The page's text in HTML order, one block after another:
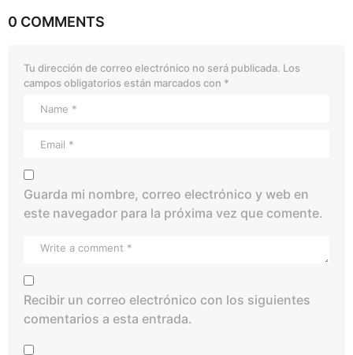
0 COMMENTS
Tu dirección de correo electrónico no será publicada. Los
campos obligatorios están marcados con *
Guarda mi nombre, correo electrónico y web en
este navegador para la próxima vez que comente.
Recibir un correo electrónico con los siguientes
comentarios a esta entrada.